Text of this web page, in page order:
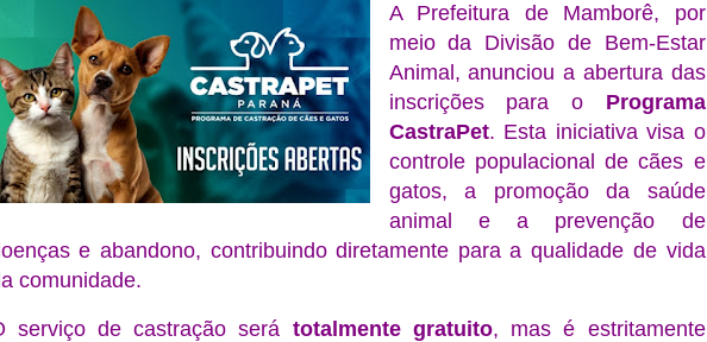
A Prefeitura de Mamborê, por
meio da Divisão de Bem-Estar
Animal, anunciou a abertura das
inscrições para o Programa
CastraPet. Esta iniciativa visa o
controle populacional de cães e
gatos, a promoção da saúde
animal e a prevenção de
e abandono, contribuindo diretamente para a qualidade de vida
comunidade.
serviço de castração será totalmente gratuito, mas é estritamente